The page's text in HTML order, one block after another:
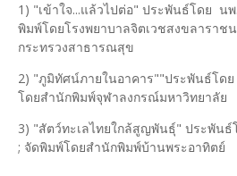
1) "เข้าใจ...แล้วไปต่อ" ประพันธ์โดย
พิมพ์โดยโรงพยาบาลจิตเวชสงขลาราช
กระทรวงสาธารณสุข
2) "ภูมิทัศน์ภายในอาคาร""ประพันธ์โด
โดยสำนักพิมพ์จุฬาลงกรณ์มหาวิทยาลัย
3) "สัตว์ทะเลไทยใกล้สูญพันธุ์" ประพัน
; จัดพิมพ์โดยสำนักพิมพ์บ้านพระอาทิตย์